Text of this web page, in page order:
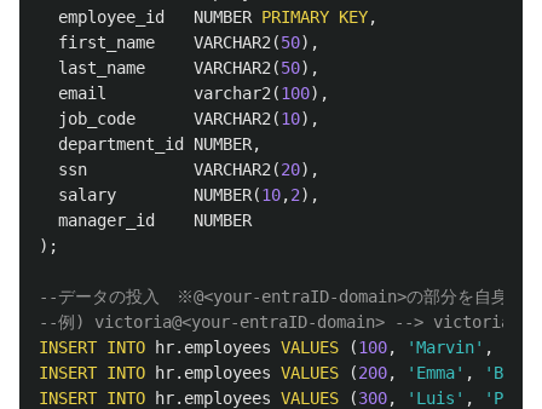
employee_id
NUMBER PRIMARY KEY,
first_name
VARCHAR2 (50),
last_name
VARCHAR2 (50),
email
varchar2 (100),
job_code
VARCHAR2 (10),
department_id
NUMBER,
ssn
VARCHAR2 (20),
salary
NUMBER(10,2),
manager_id
NUMBER
);
--データの投入　※@<your-entraID-domain>の部分を自身の
--例) victoria@<your-entraID-domain> -->
INSERT INTO hr. employees VALUES (100, 'Marvin' ,
INSERT INTO hr. employees VALUES (200, 'Emma' ,
INSERT INTO hr. employees VALUES (300, 'Luis' ,
'Pitt'